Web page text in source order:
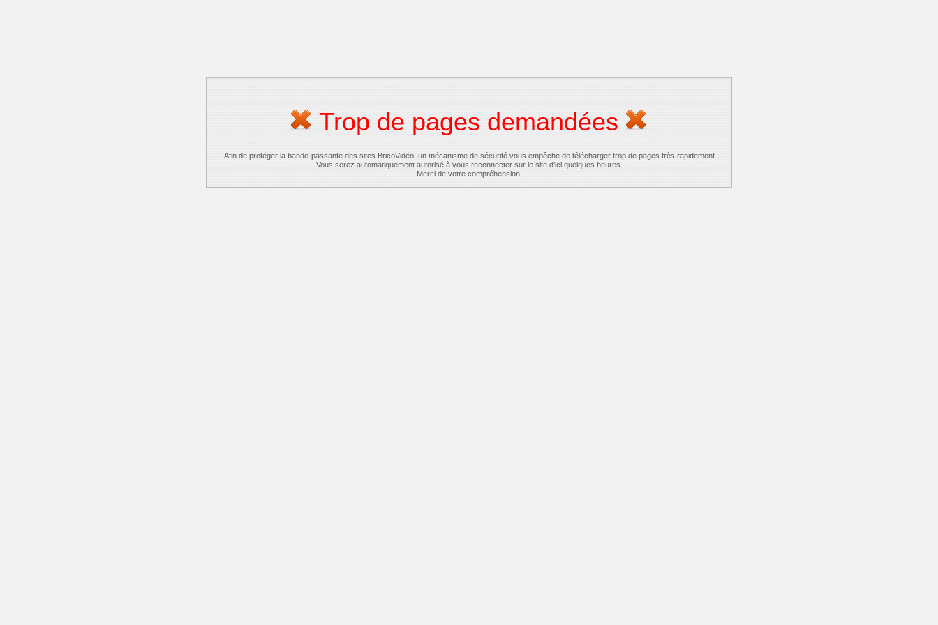
Trop de pages demandées
Afin de protéger la bande-passante des sites BricoVidéo, un mécanisme de sécurité vous empêche de télécharger trop de pages très rapidement
Vous serez automatiquement autorisé à vous reconnecter sur le site d'ici quelques heures.
Merci de votre compréhension.